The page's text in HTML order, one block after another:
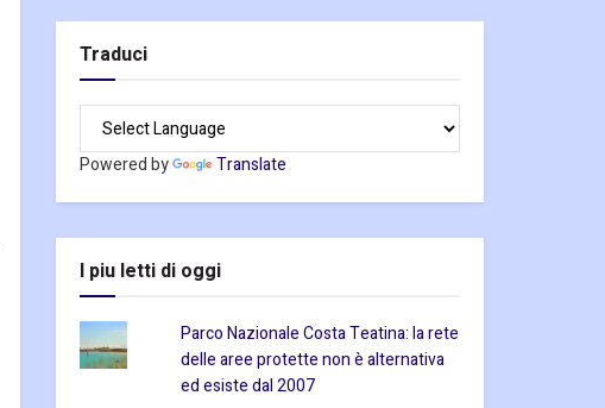
Traduci
Powered by Translate
I piu letti di oggi
Parco Nazionale Costa Teatina: la rete
delle aree protette non è alternativa
ed esiste dal 2007